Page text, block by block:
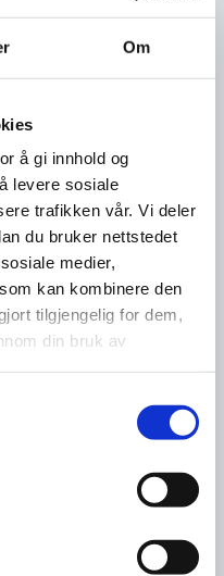
Om
å gi innhold og
levere sosiale
trafikken vår. Vi deler
du bruker nettstedet
medier,
kan kombinere den
tilgjengelig for dem,
din bruk av